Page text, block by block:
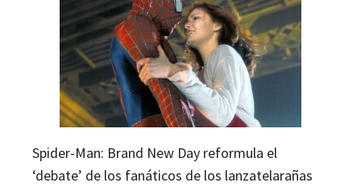
Spider-Man: Brand New Day reformula el
‘debate’ de los fanáticos de los lanzatelarañas